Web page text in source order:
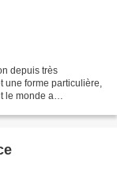
depuis très
une forme particulière,
le monde a